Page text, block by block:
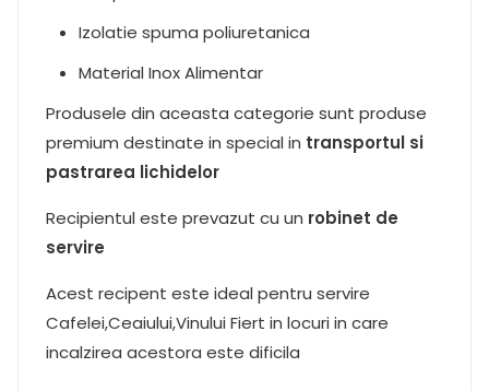
Izolatie spuma poliuretanica
Material Inox Alimentar
Produsele din aceasta categorie sunt produse
premium destinate in special in transportul si
pastrarea lichidelor
Recipientul este prevazut cu un robinet de
servire
Acest recipent este ideal pentru servire
Cafelei,Ceaiului,Vinului Fiert in locuri in care
incalzirea acestora este dificila